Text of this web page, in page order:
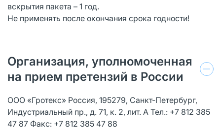
вскрытия пакета – 1 год.
Не применять после окончания срока годности!
Организация, уполномоченная
на прием претензий в России
ООО «Гротекс» Россия, 195279, Санкт-Петербург,
Индустриальный пр., д. 71, к. 2, лит. А Тел.: +7 812 385
47 87 Факс: +7 812 385 47 88